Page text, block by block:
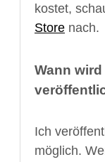
kostet,
Store nach.
Wann
Ich
möglich.